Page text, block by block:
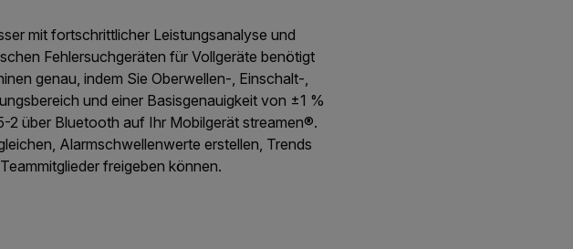
mit fortschrittlicher Leistungsanalyse und
Fehlersuchgeräten für Vollgeräte benötigt
genau, indem Sie Oberwellen-, Einschalt-,
und einer Basisgenauigkeit von ±1 %
über Bluetooth auf Ihr Mobilgerät streamen®.
Alarmschwellenwerte erstellen, Trends
freigeben können.